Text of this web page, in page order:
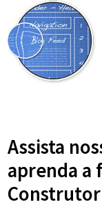
Assista
aprenda a